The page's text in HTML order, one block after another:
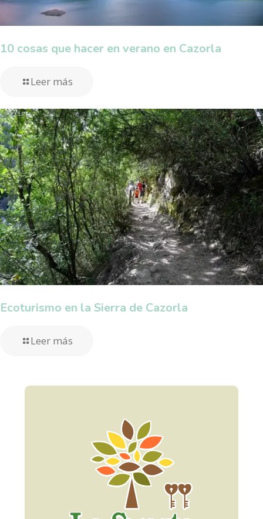
10 cosas que hacer en verano en Cazorla
Leer más
Ecoturismo en la Sierra de Cazorla
Leer más